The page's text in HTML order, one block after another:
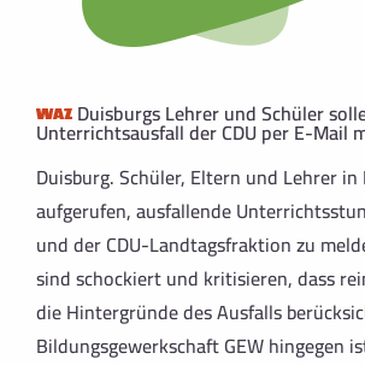
Duisburgs Lehrer und Schüler
Unterrichtsausfall der CDU per E-Mail
Duisburg. Schüler, Eltern und Lehrer
aufgerufen, ausfallende
und der CDU-Landtagsfraktion zu
sind schockiert und kritisieren, dass
die Hintergründe des Ausfalls
Bildungsgewerkschaft GEW hingegen